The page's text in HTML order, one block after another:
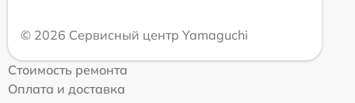
© 2026 Сервисный центр Yamaguchi
Стоимость ремонта
Оплата и доставка